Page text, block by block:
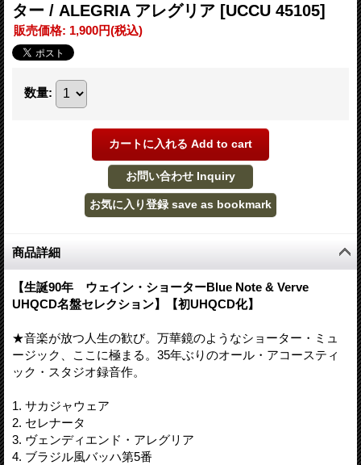
ター / ALEGRIA アレグリア [UCCU 45105]
販売価格: 1,900円(税込)
数量:
商品詳細
【生誕90年 ウェイン・ショーターBlue Note & Verve
UHQCD名盤セレクション】【初UHQCD化】
★音楽が放つ人生の歓び。万華鏡のようなショーター・ミュ
ージック、ここに極まる。35年ぶりのオール・アコースティ
ック・スタジオ録音作。
1. サカジャウェア
2. セレナータ
3. ヴェンディエンド・アレグリア
4. ブラジル風バッハ第5番